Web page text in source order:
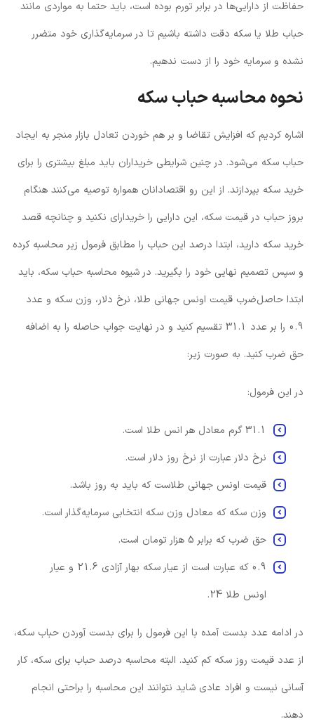
حفاظت از دارایی‌ها در برابر تورم بوده است، باید حتما به مواردی مانند
حباب طلا یا سکه دقت داشته باشیم تا در سرمایه‌گذاری خود متضرر
نشده و سرمایه خود را از دست ندهیم.
نحوه محاسبه حباب سکه
اشاره کردیم که افزایش تقاضا و بر هم خوردن تعادل بازار منجر به ایجاد
حباب سکه می‌شود. در چنین شرایطی خریداران باید مبلغ بیشتری را برای
خرید سکه بپردازند. از این رو اقتصادانان همواره توصیه می‌کنند هنگام
بروز حباب در قیمت سکه، این دارایی را خریدارای نکنید و چنانچه قصد
خرید سکه دارید، ابتدا درصد این حباب را مطابق فرمول زیر محاسبه کرده
و سپس تصمیم نهایی خود را بگیرید. در شیوه محاسبه حباب سکه، باید
ابتدا حاصل‌ضرب قیمت اونس جهانی طلا، نرخ دلار، وزن سکه و عدد
0.9 را بر عدد 31.1 تقسیم کنید و در نهایت جواب حاصله را به اضافه
حق ضرب کنید. به صورت زیر:
در این فرمول:
31.1 گرم معادل هر انس طلا است.
نرخ دلار عبارت از نرخ روز دلار است.
قیمت اونس جهانی طلاست که باید به روز باشد.
وزن سکه که معادل وزن سکه انتخابی سرمایه‌گذار است.
حق ضرب که برابر 5 هزار تومان است.
0.9 که عبارت است از عیار سکه بهار آزادی 21.6 و عیار
اونس طلا 24.
در ادامه عدد بدست آمده با این فرمول را برای بدست آوردن حباب سکه،
از عدد قیمت روز سکه کم کنید. البته محاسبه درصد حباب برای سکه، کار
آسانی نیست و افراد عادی شاید نتوانند این محاسبه را براحتی انجام
دهند.